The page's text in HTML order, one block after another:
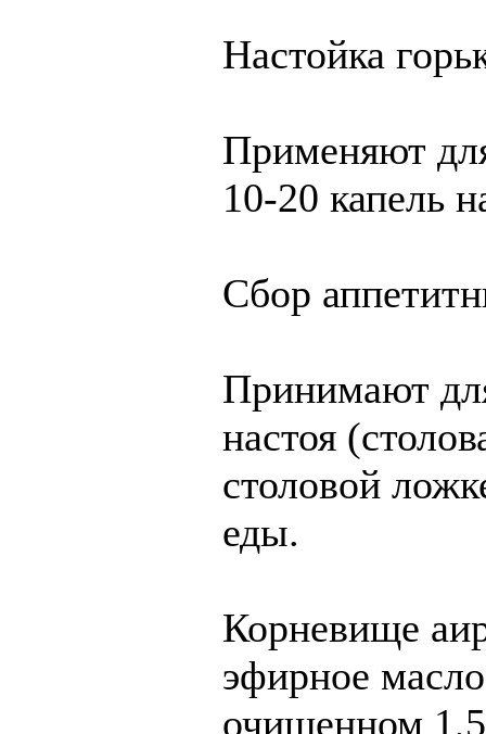
Настойка
Применяют
10-20 капель
Сбор
Принимают
настоя
столовой
еды.
Корневище
эфирное
очищенном